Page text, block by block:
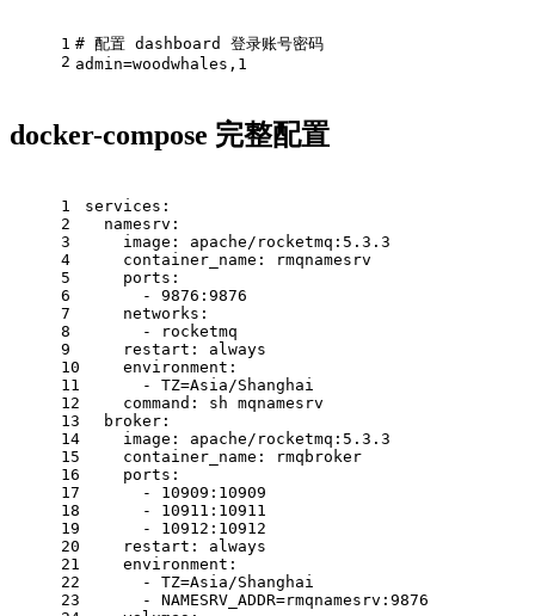
1
2
# 配置 dashboard 登录账号密码
admin=woodwhales,1
docker-compose 完整配置
1
2
3
4
5
6
7
8
9
10
11
12
13
14
15
16
17
18
19
20
21
22
23
services:
namesrv:
image:
apache/rocketmq:5.3.3
container_name:
rmqnamesrv
ports:
-
9876 :9876
networks:
-
rocketmq
restart:
always
environment:
-
TZ=Asia/Shanghai
command:
sh mqnamesrv
broker:
image:
apache/rocketmq:5.3.3
container_name:
rmqbroker
ports:
-
10909 :10909
-
10911 :10911
-
10912 :10912
restart:
always
environment:
-
TZ=Asia/Shanghai
-
NAMESRV_ADDR=rmqnamesrv:9876